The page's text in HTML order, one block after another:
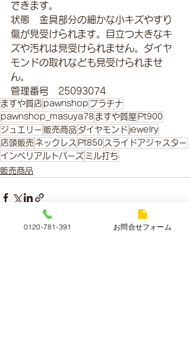
できます。
状態　金具部分の細かな小キズやすり
傷が見受けられます。目立つ大きなキ
ズや汚れは見受けられません。ダイヤ
モンドの取れなども見受けられませ
ん。
管理番号　25093074
ますや質店 pawnshop プラチナ
pawnshop_masuya78 ますや質屋 Pt900
ジュエリー 販売商品 ダイヤモンド jewelry
店頭販売ネックレス Pt850 スライドアジャスター
インペリアルトパーズ ミル打ち
販売商品
0120-781-391 お問合せフォーム